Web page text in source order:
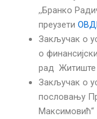
,,Бранко
преузети
Закључак о
о
рад Житиште
Закључак о
пословању
Максимовић“